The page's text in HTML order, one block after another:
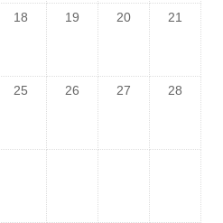
18 19 20 21
25 26 27 28